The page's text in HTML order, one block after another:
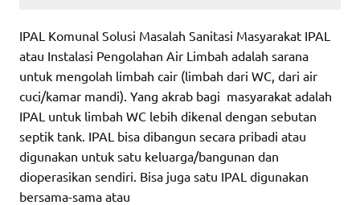
IPAL Komunal Solusi Masalah Sanitasi Masyarakat IPAL
atau Instalasi Pengolahan Air Limbah adalah sarana
untuk mengolah limbah cair (limbah dari WC, dari air
cuci/kamar mandi). Yang akrab bagi masyarakat adalah
IPAL untuk limbah WC lebih dikenal dengan sebutan
septik tank. IPAL bisa dibangun secara pribadi atau
digunakan untuk satu keluarga/bangunan dan
dioperasikan sendiri. Bisa juga satu IPAL digunakan
bersama-sama atau